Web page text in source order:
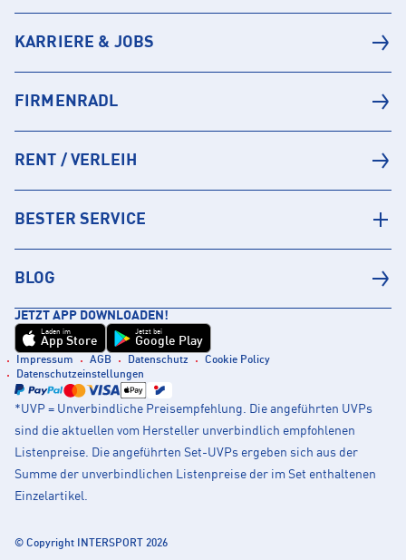
KARRIERE & JOBS
FIRMENRADL
RENT / VERLEIH
BESTER SERVICE
BLOG
JETZT APP DOWNLOADEN!
Laden im
App Store
Jetzt bei
Google Play
Impressum AGB Datenschutz
Cookie Policy
Datenschutzeinstellungen
*UVP = Unverbindliche Preisempfehlung. Die angeführten UVPs
sind die aktuellen vom Hersteller unverbindlich empfohlenen
Listenpreise. Die angeführten Set-UVPs ergeben sich aus der
Summe der unverbindlichen Listenpreise der im Set enthaltenen
Einzelartikel.
© Copyright INTERSPORT 2026